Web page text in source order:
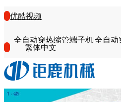
优酷视频
全自动穿热缩管端子机|全自
繁体中文